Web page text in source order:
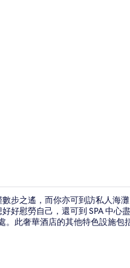
步之遙，而你亦可到訪私人海
好慰勞自己，還可到 SPA 中心
。此奢華酒店的其他特色設施